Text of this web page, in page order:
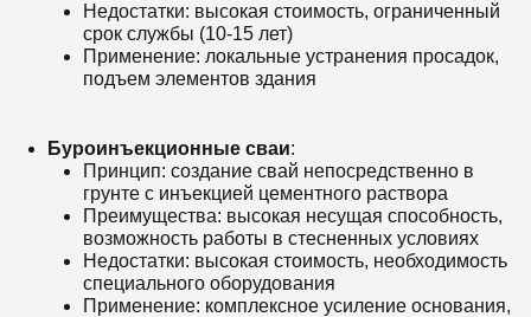
Недостатки: высокая стоимость, ограниченный
срок службы (10-15 лет)
Применение: локальные устранения просадок,
подъем элементов здания
Буроинъекционные сваи:
Принцип: создание свай непосредственно в
грунте с инъекцией цементного раствора
Преимущества: высокая несущая способность,
возможность работы в стесненных условиях
Недостатки: высокая стоимость, необходимость
специального оборудования
Применение: комплексное усиление основания,